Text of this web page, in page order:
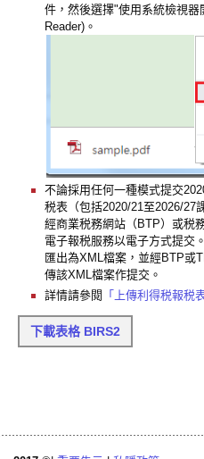
件，然後選擇"使用系統檢視
Reader)。
不論採用任何一種模式提交
税表（包括2020/21至2026/27
經商業税務網站（BTP）或税
電子報税服務以電子方式提交
匯出為XML檔案，並經BTP或
傳該XML檔案作提交。
詳情請參閱 「上傳利得税報税
下載表格 BIRS2